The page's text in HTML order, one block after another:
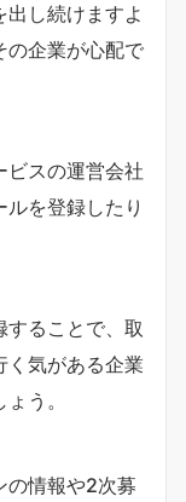
し続けますよ
の企業が心配で
ビスの運営会社
を登録したり
ることで、取
く気がある企業
う。
の情報や2次募